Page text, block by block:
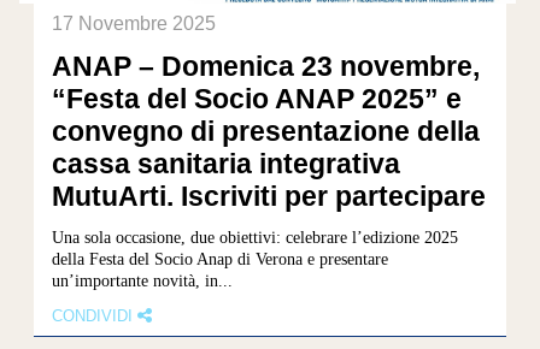
17 Novembre 2025
ANAP – Domenica 23 novembre,
“Festa del Socio ANAP 2025” e
convegno di presentazione della
cassa sanitaria integrativa
MutuArti. Iscriviti per partecipare
Una sola occasione, due obiettivi: celebrare l’edizione 2025
della Festa del Socio Anap di Verona e presentare
un’importante novità, in...
CONDIVIDI